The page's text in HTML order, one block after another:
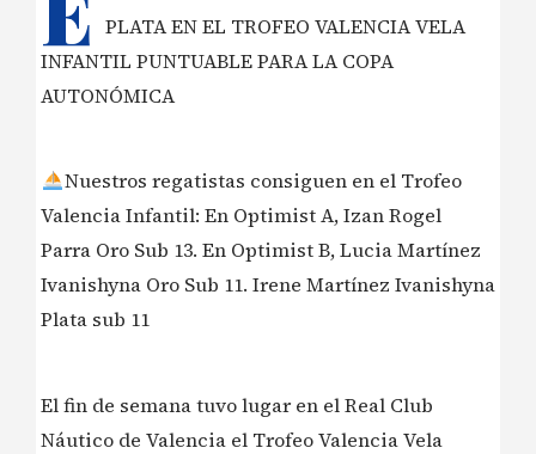
PLATA EN EL TROFEO VALENCIA VELA
INFANTIL PUNTUABLE PARA LA COPA
AUTONÓMICA
Nuestros regatistas consiguen en el Trofeo
Valencia Infantil: En Optimist A, Izan Rogel
Parra Oro Sub 13. En Optimist B, Lucia Martínez
Ivanishyna Oro Sub 11. Irene Martínez Ivanishyna
Plata sub 11
El fin de semana tuvo lugar en el Real Club
Náutico de Valencia el Trofeo Valencia Vela